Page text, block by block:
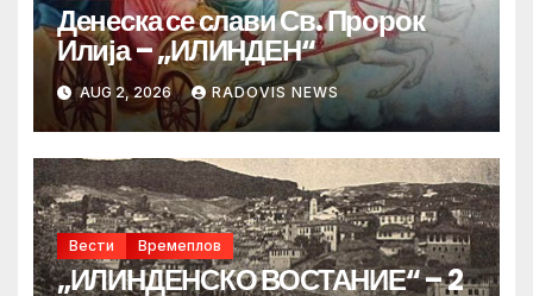
Денеска се слави Св. Пророк
Илија – „ИЛИНДЕН“
AUG 2, 2026 RADOVIS NEWS
Вести Времеплов
„ИЛИНДЕНСКО ВОСТАНИЕ“ – 2